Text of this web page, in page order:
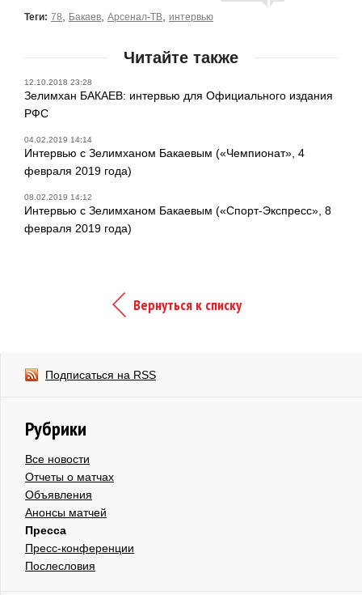
Теги: 78 Бакаев Арсенал-ТВ интервью
Читайте также
12.10.2018 23:28
Зелимхан БАКАЕВ: интервью для Официального издания
РФС
04.02.2019 14:14
Интервью с Зелимханом Бакаевым («Чемпионат», 4
февраля 2019 года)
08.02.2019 14:12
Интервью с Зелимханом Бакаевым («Спорт-Экспресс», 8
февраля 2019 года)
Вернуться к списку
Подписаться на RSS
Рубрики
Все новости
Отчеты о матчах
Объявления
Анонсы матчей
Пресса
Пресс-конференции
Послесловия